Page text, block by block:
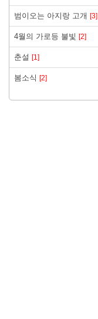
범이오는 아지랑 고개 [3]
4월의 가로등 불빛 [2]
춘설 [1]
봄소식 [2]